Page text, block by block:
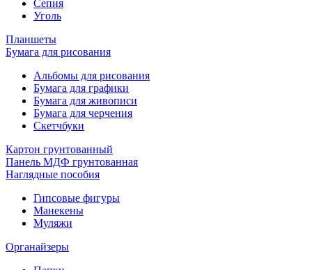
Сепия
Уголь
Планшеты
Бумага для рисования
Альбомы для рисования
Бумага для графики
Бумага для живописи
Бумага для черчения
Скетчбуки
Картон грунтованный
Панель МДФ грунтованная
Наглядные пособия
Гипсовые фигуры
Манекены
Муляжи
Органайзеры